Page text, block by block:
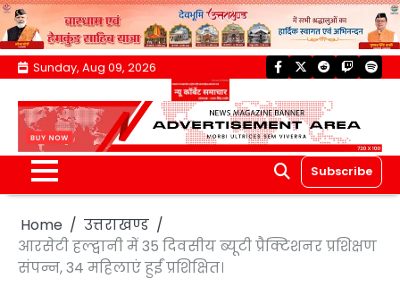
Skip
content
Sunday, Aug 09, 2026 facebook
twitterreddittwitch
Subscribe
Home
उत्तराखण्ड
आरसेटी हल्द्वानी में 35 दिवसीय ब्यूटी प्रैक्टिशनर प्रशिक्षण
संपन्न, 34 महिलाएं हुईं प्रशिक्षित।